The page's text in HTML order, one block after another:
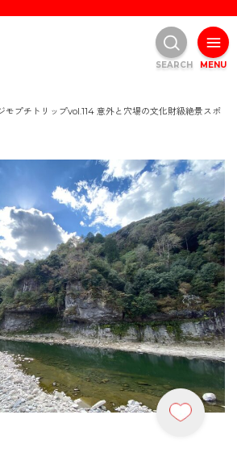
モプチトリップvol.114 意外と穴場の文化財級絶景スポ
MENU
SEARCH